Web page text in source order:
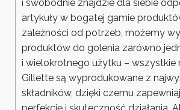
i swobodnie znajdzie dla siebie
artykuły w bogatej gamie
zależności od potrzeb, możemy
produktów do golenia zarówno
i wielokrotnego użytku – wszystkie
Gillette są wyprodukowane z
składników, dzięki czemu